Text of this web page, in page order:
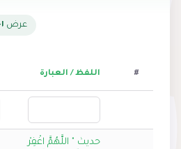
عرض ١-٢٠
# اللفظ / العبارة
حديث " اللَّهُمَّ اغْفِرْ